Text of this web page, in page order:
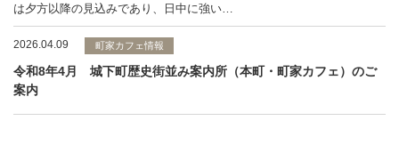
は夕方以降の見込みであり、日中に強い…
2026.04.09 町家カフェ情報
令和8年4月 城下町歴史街並み案内所（本町・町家カフェ）のご
案内